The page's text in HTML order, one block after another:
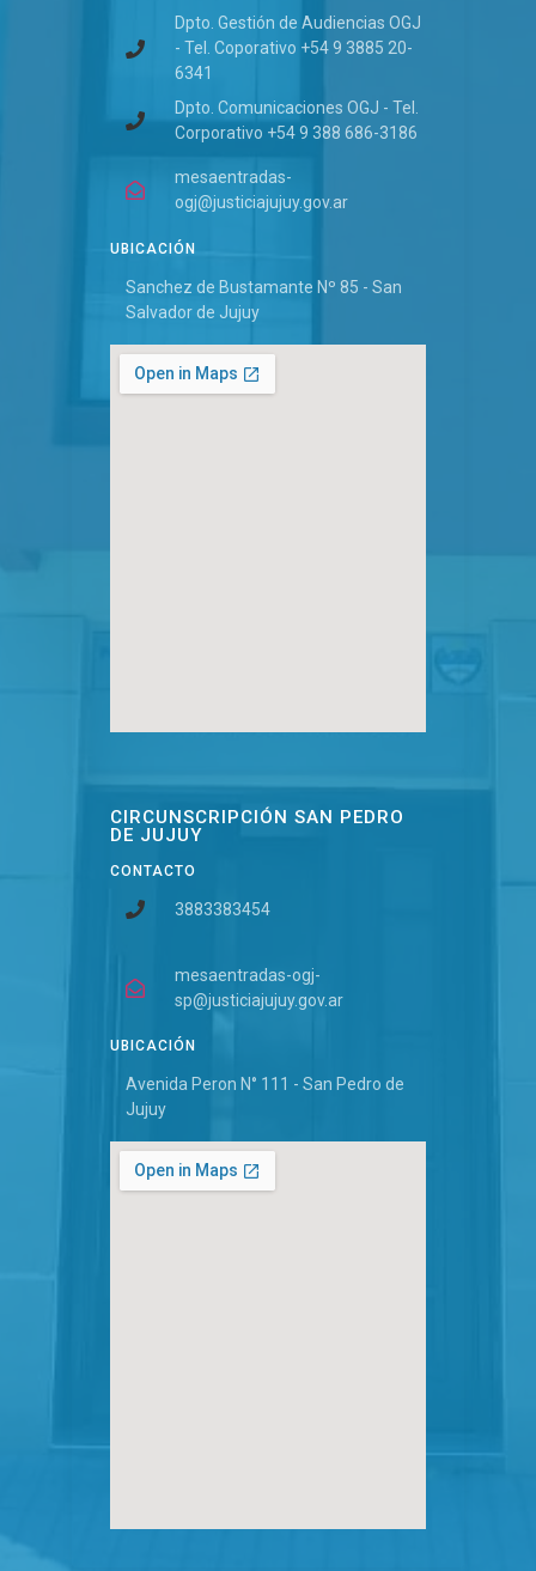
Dpto. Gestión de Audiencias OGJ
- Tel. Coporativo +54 9 3885 20-
6341
Dpto. Comunicaciones OGJ - Tel.
Corporativo +54 9 388 686-3186
mesaentradas-
ogj@justiciajujuy.gov.ar
UBICACIÓN
Sanchez de Bustamante Nº 85 - San
Salvador de Jujuy
CIRCUNSCRIPCIÓN SAN PEDRO
DE JUJUY
CONTACTO
3883383454
mesaentradas-ogj-
sp@justiciajujuy.gov.ar
UBICACIÓN
Avenida Peron N° 111 - San Pedro de
Jujuy